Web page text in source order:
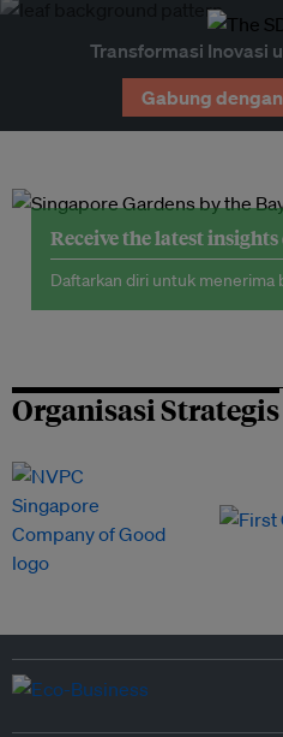
Transformasi Inovasi
Gabung
Receive the latest
Daftarkan diri untuk menerima
Organisasi Strategis